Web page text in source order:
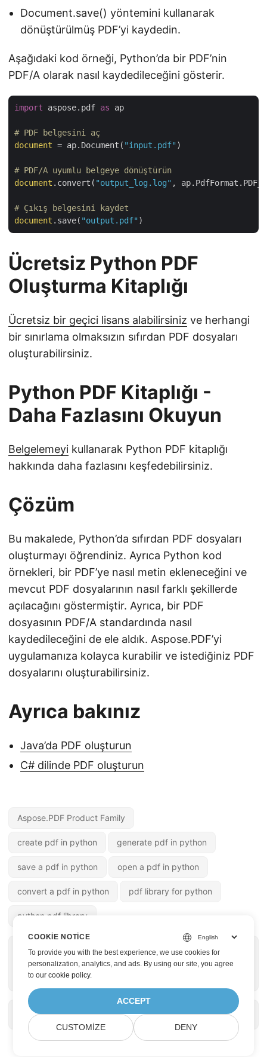
Document.save() yöntemini kullanarak
dönüştürülmüş PDF’yi kaydedin.
Aşağıdaki kod örneği, Python’da bir PDF’nin
PDF/A olarak nasıl kaydedileceğini gösterir.
import aspose.pdf as ap
# PDF belgesini aç
document = ap.Document( "input.pdf" )
# PDF/A uyumlu belgeye dönüştürün
document .convert( "output_log.log" ,
# Çıkış belgesini kaydet
document .save( "output.pdf"
Ücretsiz Python PDF
Oluşturma Kitaplığı
Ücretsiz bir geçici lisans alabilirsiniz ve herhangi
bir sınırlama olmaksızın sıfırdan PDF dosyaları
oluşturabilirsiniz.
Python PDF Kitaplığı -
Daha Fazlasını Okuyun
Belgelemeyi kullanarak Python PDF kitaplığı
hakkında daha fazlasını keşfedebilirsiniz.
Çözüm
Bu makalede, Python’da sıfırdan PDF dosyaları
oluşturmayı öğrendiniz. Ayrıca Python kod
örnekleri, bir PDF’ye nasıl metin ekleneceğini ve
mevcut PDF dosyalarının nasıl farklı şekillerde
açılacağını göstermiştir. Ayrıca, bir PDF
dosyasının PDF/A standardında nasıl
kaydedileceğini de ele aldık. Aspose.PDF’yi
uygulamanıza kolayca kurabilir ve istediğiniz PDF
dosyalarını oluşturabilirsiniz.
Ayrıca bakınız
Java’da PDF oluşturun
C# dilinde PDF oluşturun
Aspose.PDF Product Family
create pdf in python generate pdf in python
save a pdf in python open a pdf in python
convert a pdf in python pdf library for python
python pdf library
Python'da PDF'yi
DOC'a Dönüştür
ZIP'i Çevrimiçi
COOKIE NOTICE
To provide you with the best experience, we use cookies for
personalization, analytics, and ads. By using our site, you agree
toour cookie policy.
ACCEPT
CUSTOMIZE DENY